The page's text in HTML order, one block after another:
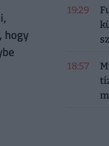
hogy
19:29
18:57